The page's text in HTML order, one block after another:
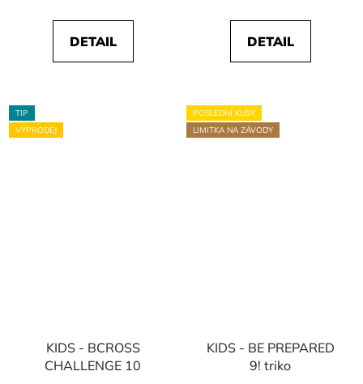
DETAIL DETAIL
TIP
VÝPRODEJ
KIDS - BCROSS
CHALLENGE 10
POSLEDNÍ KUSY
LIMITKA NA ZÁVODY
KIDS - BE PREPARED
9! triko